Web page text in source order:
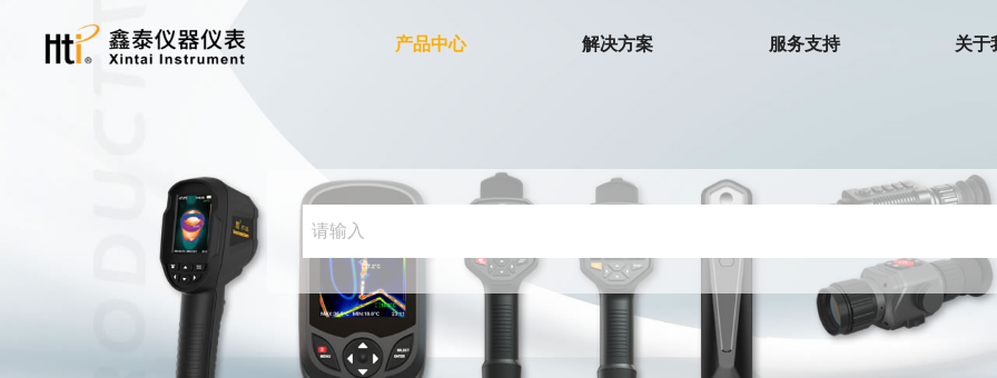
产品中心
红外热成像仪
手持红外热成像仪
手机红外热成像仪
红外热成像模组
环境测试仪
温湿度计
温度夹
温湿度记录仪
解决方案 服务支持 关于